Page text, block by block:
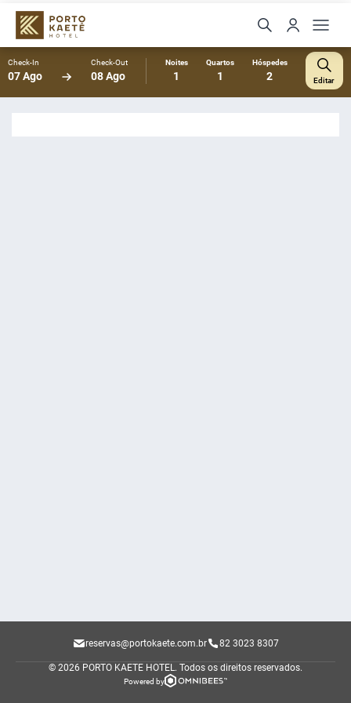
Check-In
07 Ago
Check-Out
08 Ago
Noites
1
Quartos
1
Hóspedes
2 Editar
reservas@portokaete.com.br 82 3023 8307
© 2026 PORTO KAETE HOTEL. Todos os direitos reservados.
Powered by